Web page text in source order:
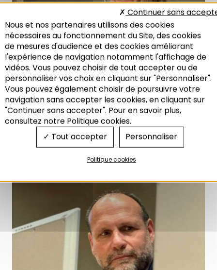
Recherche
Anne-Marie JEAN, vice-présidente de l’Eurométropole
de Strasbourg et présidente du Port Autonome
Nous et nos partenaires utilisons des cookies
nécessaires au fonctionnement du Site, des cookies
de mesures d'audience et des cookies améliorant
l'expérience de navigation notamment l'affichage de
vidéos. Vous pouvez choisir de tout accepter ou de
personnaliser vos choix en cliquant sur "Personnaliser".
Vous pouvez également choisir de poursuivre votre
navigation sans accepter les cookies, en cliquant sur
"Continuer sans accepter". Pour en savoir plus,
consultez notre Politique cookies.
Tout accepter
Continuer sans
Personnaliser
Politique cookies